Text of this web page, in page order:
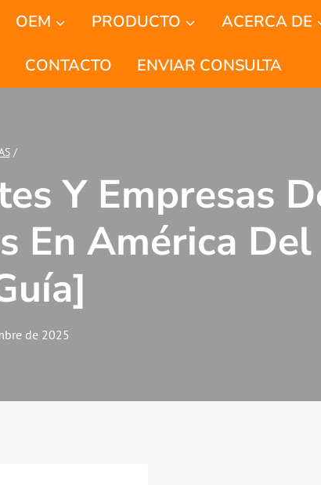
OEM PRODUCTO ACERCA DE
CONTACTO ENVIAR CONSULTA
/
Y Empresas
En América
de 2025